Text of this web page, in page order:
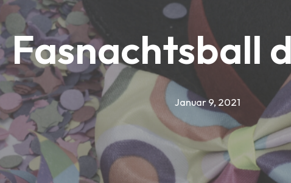
Fasnachtsball
Januar 9, 2021